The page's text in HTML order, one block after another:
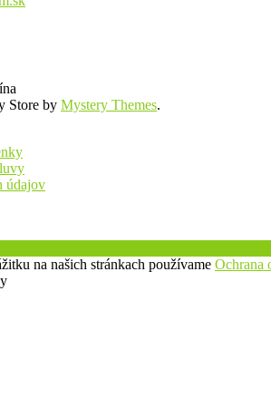
Store by Mystery Themes.
údajov
na našich stránkach používame Ochrana